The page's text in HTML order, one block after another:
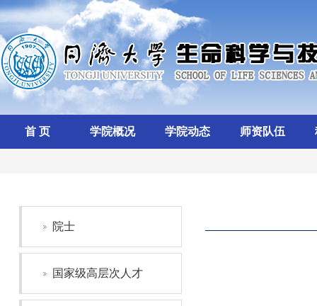
首 页 学院概况 学院动态 师资队伍
院士
国家级高层次人才